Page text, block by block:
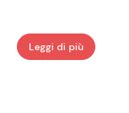
Leggi di più
: The Nyx